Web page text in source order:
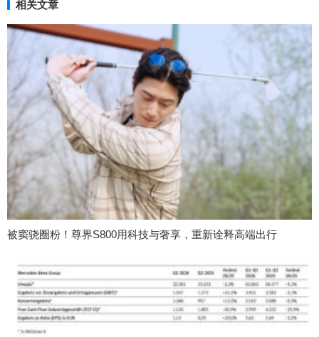
相关文章
被窦骁圈粉！尊界S800用科技与奢享，重新诠释高端出行